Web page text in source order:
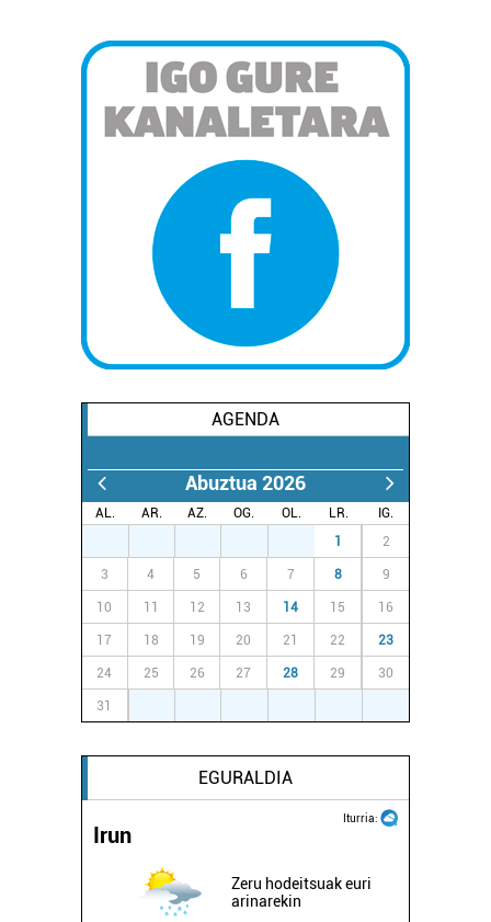
Bazkide batzuek ez dizute baimenik eskatzen, eta beren
interes komertzial legitimoetan babesten dira. Ikusi gure
bazkideen zerrenda, beren ustez zein helburutarako
Lortu zure datu pertsonalak prozesatzeko moduari
buruzko informazio gehiago eta ezarri zure lehentasunak
datuen atalean. Edozein unetan alda edo ken dezakezu
zure baimena Cookieen adierazpenean.
Webgune honek cookie propioak eta hirugarrenen cookie-
zerbitzuak hobetzeko asmoz, cookie teknologiaz
baliatzen gara. Ohar hau onartuz gero, teknologia hori
AGENDA
Abuztua 2026
AL. AR. AZ. OG. OL. LR.
IG.
1 2
3 4 5 6 7 8 9
10 11 12 13 14 15 16
17 18 19 20 21 22 23
24 25 26 27 28 29 30
31
EGURALDIA
Iturria:
Irun
Zeru hodeitsuak euri
arinarekin